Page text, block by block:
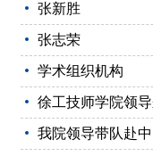
张新胜
张志荣
学术组织机构
徐工技师学院领
我院领导带队赴